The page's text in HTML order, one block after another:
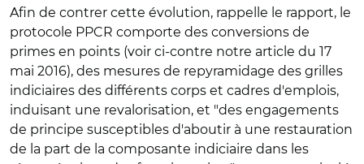
Afin de contrer cette évolution, rappelle le rapport, le
protocole PPCR comporte des conversions de
primes en points (voir ci-contre notre article du 17
mai 2016), des mesures de repyramidage des grilles
indiciaires des différents corps et cadres d'emplois,
induisant une revalorisation, et "des engagements
de principe susceptibles d'aboutir à une restauration
de la part de la composante indiciaire dans les